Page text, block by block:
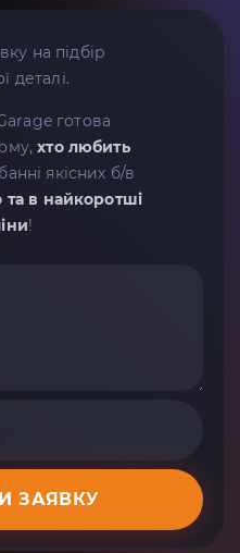
на підбір
деталі.
готова
хто любить
якісних б/в
та в найкоротші
!
ЗАЯВКУ